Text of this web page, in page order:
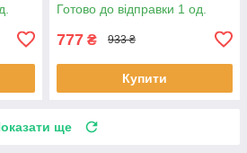
Готово до відправки 1 од.
777 ₴ 933 ₴
Купити
ще